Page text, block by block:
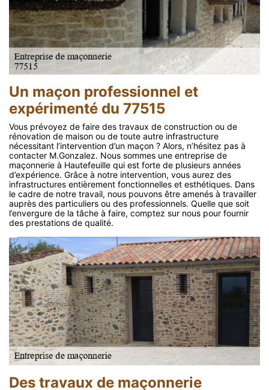
Un maçon professionnel et
expérimenté du 77515
Vous prévoyez de faire des travaux de construction ou de
rénovation de maison ou de toute autre infrastructure
nécessitant l’intervention d’un maçon ? Alors, n’hésitez pas à
contacter M.Gonzalez. Nous sommes une entreprise de
maçonnerie à Hautefeuille qui est forte de plusieurs années
d’expérience. Grâce à notre intervention, vous aurez des
infrastructures entièrement fonctionnelles et esthétiques. Dans
le cadre de notre travail, nous pouvons être amenés à travailler
auprès des particuliers ou des professionnels. Quelle que soit
l’envergure de la tâche à faire, comptez sur nous pour fournir
des prestations de qualité.
Des travaux de maçonnerie